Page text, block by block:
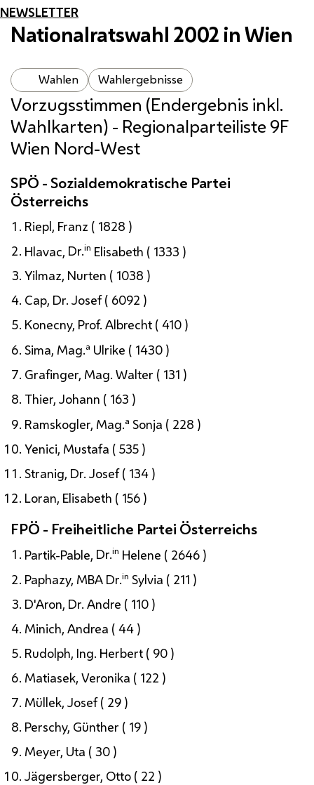
NEWSLETTER
Nationalratswahl 2002 in Wien
Wahlen Wahlergebnisse
Vorzugsstimmen (Endergebnis inkl.
Wahlkarten) - Regionalparteiliste 9F
Wien Nord-West
SPÖ - Sozialdemokratische Partei
Österreichs
Riepl, Franz ( 1828 )
Hlavac, Dr.in Elisabeth ( 1333 )
Yilmaz, Nurten ( 1038 )
Cap, Dr. Josef ( 6092 )
Konecny, Prof. Albrecht ( 410 )
Sima, Mag.a Ulrike ( 1430 )
Grafinger, Mag. Walter ( 131 )
Thier, Johann ( 163 )
Ramskogler, Mag.a Sonja ( 228 )
Yenici, Mustafa ( 535 )
Stranig, Dr. Josef ( 134 )
Loran, Elisabeth ( 156 )
FPÖ - Freiheitliche Partei Österreichs
Partik-Pable, Dr.in Helene ( 2646 )
Paphazy, MBA Dr.in Sylvia ( 211 )
D'Aron, Dr. Andre ( 110 )
Minich, Andrea ( 44 )
Rudolph, Ing. Herbert ( 90 )
Matiasek, Veronika ( 122 )
Müllek, Josef ( 29 )
Perschy, Günther ( 19 )
Meyer, Uta ( 30 )
Jägersberger, Otto ( 22 )